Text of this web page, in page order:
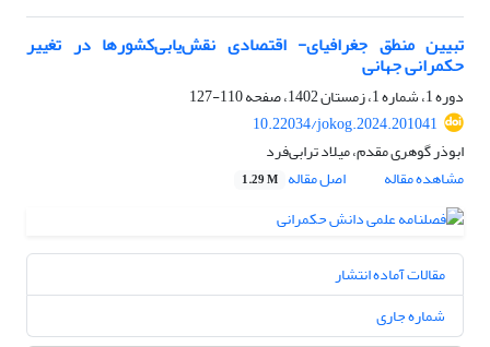
تبیین منطق جغرافیای- اقتصادی نقش‌یابی‌کشورها در تغییر
حکمرانی جهانی
دوره 1، شماره 1، زمستان 1402، صفحه
110-127
10.22034/jokog.2024.201041
ابوذر گوهری مقدم، میلاد ترابی‌فرد
مشاهده مقاله
اصل مقاله 1.29 M
مقالات آماده انتشار
شماره جاری